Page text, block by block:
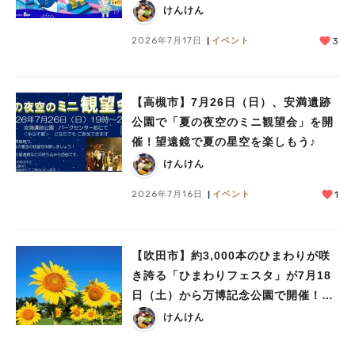
けんけん
2026年7月17日 イベント 3
【高槻市】7月26日（日）、安満遺跡
公園で「夏の夜空のミニ観望会」を開
催！望遠鏡で夏の星空を楽しもう♪
けんけん
2026年7月16日 イベント 1
【吹田市】約3,000本のひまわりが咲
き誇る「ひまわりフェスタ」が7月18
日（土）から万博記念公園で開催！真
夏の雪あそびや氷の彫刻も
けんけん